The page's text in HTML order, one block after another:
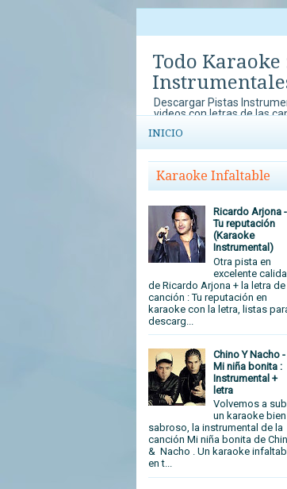
Todo Karaoke
Descargar Pistas
videos con letras de las
con concursos de
tu arte y talento al mundo.
INICIO
Karaoke Infaltable
Ricardo Arjona -
Tu reputación
(Karaoke
Instrumental)
Otra pista en
excelente
de Ricardo Arjona + la letra de
canción : Tu reputación en
karaoke con la letra, listas
descarg...
Chino Y Nacho -
Mi niña bonita :
Instrumental +
letra
Volvemos a
un karaoke bien
sabroso, la instrumental de la
canción Mi niña bonita de
& Nacho . Un karaoke
en t...